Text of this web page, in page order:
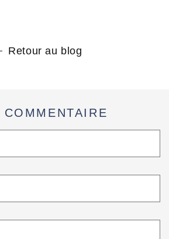
Retour au blog